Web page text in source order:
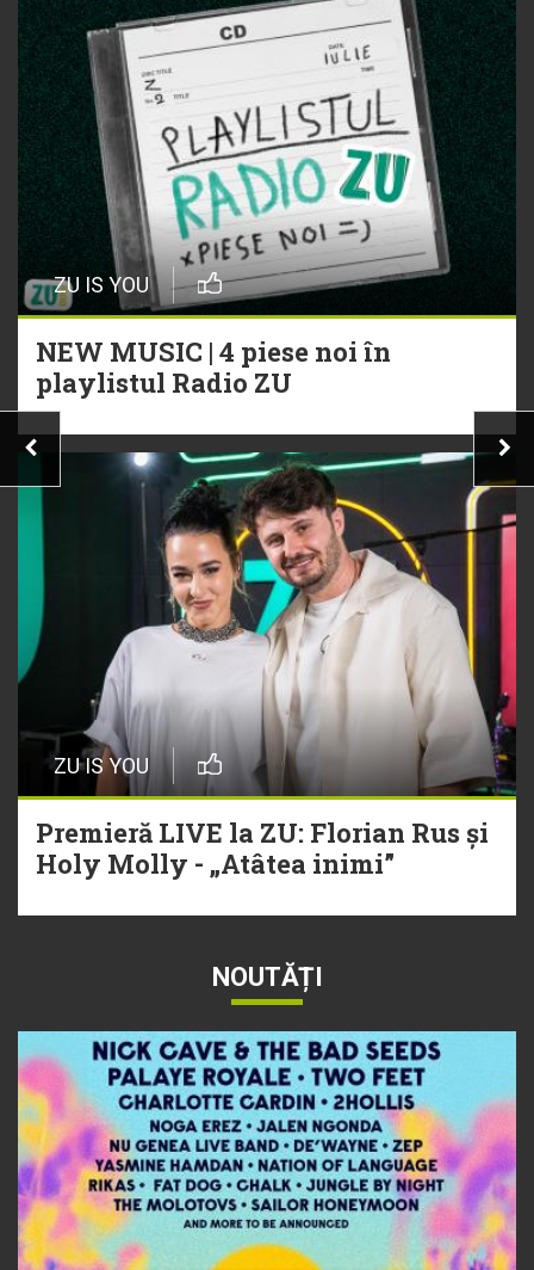
ZU IS YOU
NEW MUSIC | 4 piese noi în
playlistul Radio ZU
ZU IS YOU
Premieră LIVE la ZU: Florian Rus și
Holy Molly - „Atâtea inimi”
NOUTĂȚI